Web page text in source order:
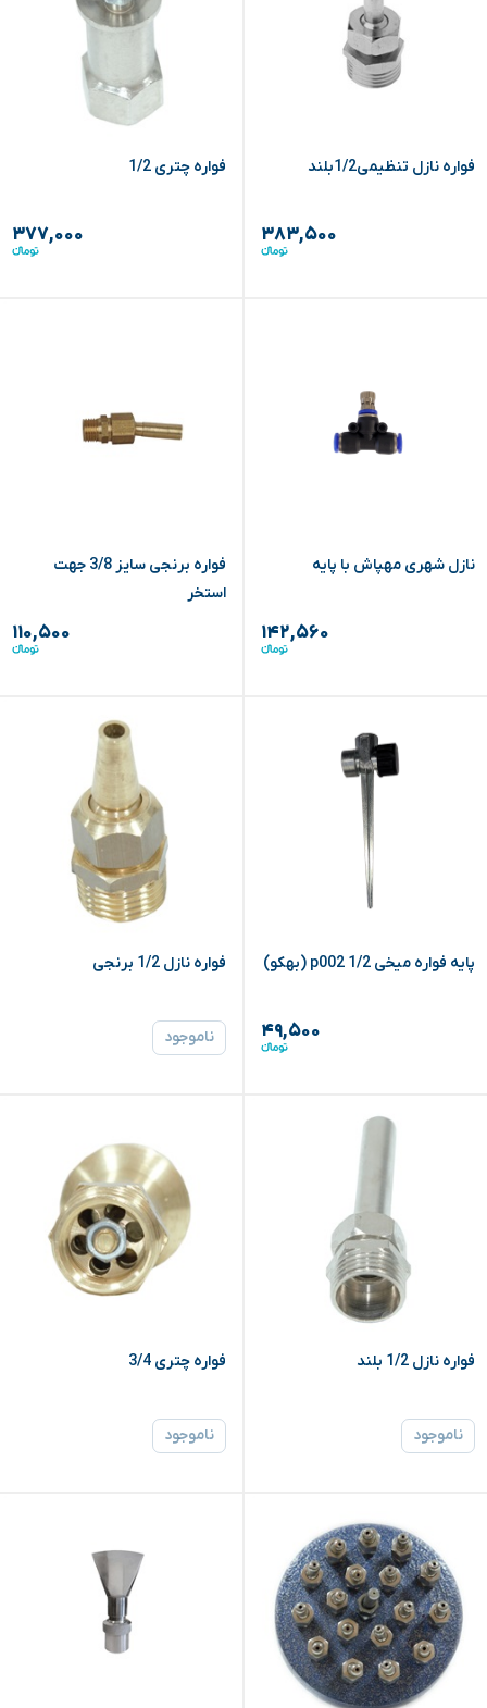
فواره نازل تنظیمی1/2بلند
۳۸۳,۵۰۰
فواره چتری 1/2
۳۷۷,۰۰۰
نازل شهری مهپاش با پایه
۱۴۲,۵۶۰
فواره برنجی سایز 3/8 جهت
استخر
۱۱۰,۵۰۰
پایه فواره میخی 1/2 p002 (بهکو)
۴۹,۵۰۰
فواره نازل 1/2 برنجی
ناموجود
فواره نازل 1/2 بلند
ناموجود
فواره چتری 3/4
ناموجود